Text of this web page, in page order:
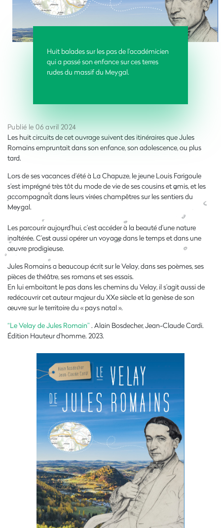
Huit balades sur les pas de l’académicien
qui a passé son enfance sur ces terres
rudes du massif du Meygal.
Publié le 06 avril 2024
Les huit circuits de cet ouvrage suivent des itinéraires que Jules
Romains empruntait dans son enfance, son adolescence, ou plus
tard.
Lors de ses vacances d’été à La Chapuze, le jeune Louis Farigoule
s’est imprégné très tôt du mode de vie de ses cousins et amis, et les
accompagnait dans leurs virées champêtres sur les sentiers du
Meygal.
Les parcourir aujourd’hui, c’est accéder à la beauté d’une nature
inaltérée. C’est aussi opérer un voyage dans le temps et dans une
œuvre prodigieuse.
Jules Romains a beaucoup écrit sur le Velay, dans ses poèmes, ses
pièces de théâtre, ses romans et ses essais.
En lui emboitant le pas dans les chemins du Velay, il s’agit aussi de
redécouvrir cet auteur majeur du XXe siècle et la genèse de son
œuvre sur le territoire du « pays natal ».
“Le Velay de Jules Romain” . Alain Bosdecher, Jean-Claude Cardi.
Édition Hauteur d’homme. 2023.